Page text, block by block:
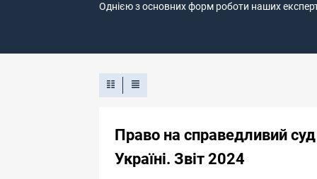
Однією з основних форм роботи наших
Право на справедливий
Україні. Звіт 2024